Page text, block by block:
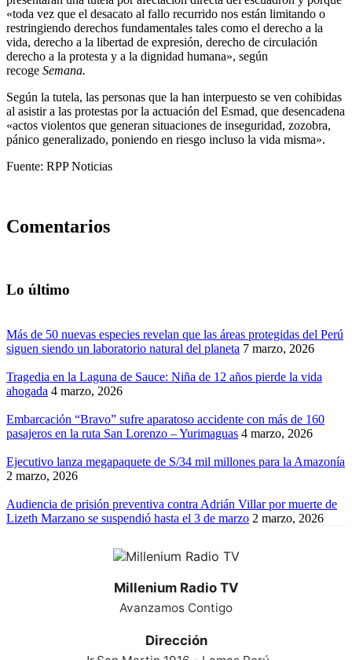
«toda vez que el desacato al fallo recurrido nos están limitando o
restringiendo derechos fundamentales tales como el derecho a la
vida, derecho a la libertad de expresión, derecho de circulación
derecho a la protesta y a la dignidad humana», según
recoge Semana.
Según la tutela, las personas que la han interpuesto se ven cohibidas
al asistir a las protestas por la actuación del Esmad, que desencadena
«actos violentos que generan situaciones de inseguridad, zozobra,
pánico generalizado, poniendo en riesgo incluso la vida misma».
Fuente: RPP Noticias
Comentarios
Lo último
Más de 50 nuevas especies revelan que las áreas protegidas del Perú
siguen siendo un laboratorio natural del planeta 7 marzo, 2026
Tragedia en la Laguna de Sauce: Niña de 12 años pierde la vida
ahogada 4 marzo, 2026
Embarcación “Bravo” sufre aparatoso accidente con más de 160
pasajeros en la ruta San Lorenzo – Yurimaguas 4 marzo, 2026
Ejecutivo lanza megapaquete de S/34 mil millones para la Amazonía
2 marzo, 2026
Audiencia de prisión preventiva contra Adrián Villar por muerte de
Lizeth Marzano se suspendió hasta el 3 de marzo 2 marzo, 2026
Millenium Radio TV
Avanzamos Contigo
Dirección